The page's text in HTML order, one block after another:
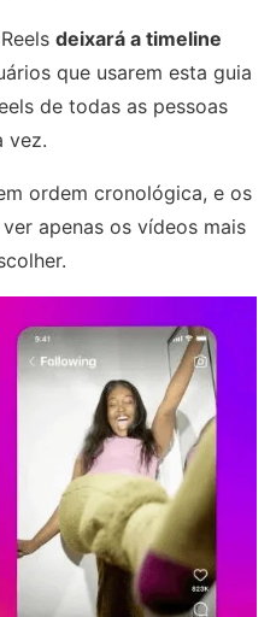
deixará a timeline
que usarem esta guia
de todas as pessoas
vez.
ordem cronológica, e os
apenas os vídeos mais